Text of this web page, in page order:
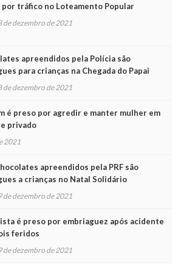
por tráfico no Loteamento Popular
de dezembro de 2021
apreendidos pela Polícia são
para crianças na Chegada do Papai
de dezembro de 2021
é preso por agredir e manter mulher em
privado
2021
apreendidos pela PRF são
a crianças no Natal Solidário
de dezembro de 2021
é preso por embriaguez após acidente
feridos
de dezembro de 2021